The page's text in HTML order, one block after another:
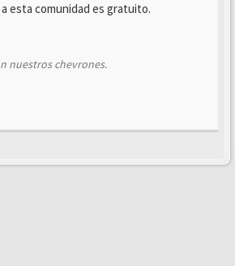
esta comunidad es gratuito.
nuestros chevrones.